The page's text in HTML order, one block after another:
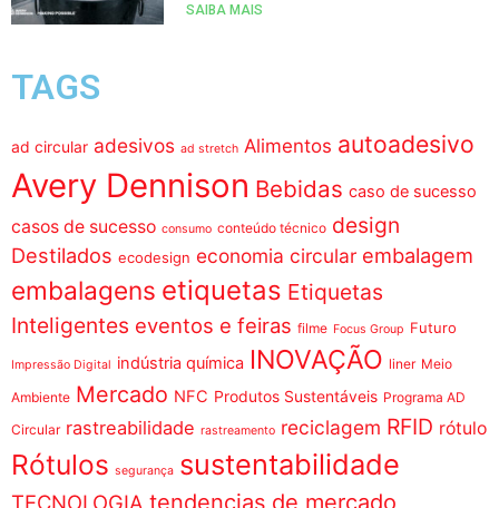
SAIBA MAIS
TAGS
ad circular adesivos ad stretch Alimentos autoadesivo
Avery Dennison Bebidas caso de sucesso
casos de sucesso consumo conteúdo técnico design
Destilados ecodesign economia circular embalagem
embalagens etiquetas Etiquetas
Inteligentes eventos e feiras filme Focus Group Futuro
Impressão Digital indústria química INOVAÇÃO liner Meio
Ambiente Mercado NFC Produtos Sustentáveis Programa AD
Circular rastreabilidade rastreamento reciclagem RFID rótulo
Rótulos segurança sustentabilidade
TECNOLOGIA